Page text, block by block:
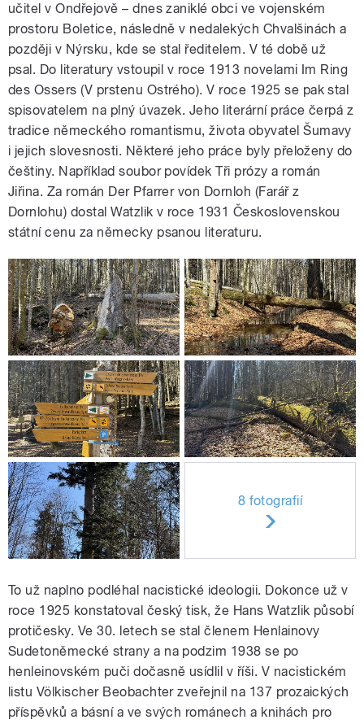
učitel v Ondřejově – dnes zaniklé obci ve vojenském
prostoru Boletice, následně v nedalekých Chvalšinách a
později v Nýrsku, kde se stal ředitelem. V té době už
psal. Do literatury vstoupil v roce 1913 novelami Im Ring
des Ossers (V prstenu Ostrého). V roce 1925 se pak stal
spisovatelem na plný úvazek. Jeho literární práce čerpá z
tradice německého romantismu, života obyvatel Šumavy
i jejich slovesnosti. Některé jeho práce byly přeloženy do
češtiny. Například soubor povídek Tři prózy a román
Jiřina. Za román Der Pfarrer von Dornloh (Farář z
Dornlohu) dostal Watzlik v roce 1931 Československou
státní cenu za německy psanou literaturu.
8 fotografií
To už naplno podléhal nacistické ideologii. Dokonce už v
roce 1925 konstatoval český tisk, že Hans Watzlik působí
protičesky. Ve 30. letech se stal členem Henlainovy
Sudetoněmecké strany a na podzim 1938 se po
henleinovském puči dočasně usídlil v říši. V nacistickém
listu Völkischer Beobachter zveřejnil na 137 prozaických
příspěvků a básní a ve svých románech a knihách pro